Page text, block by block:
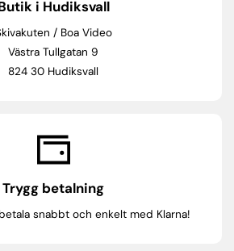
i Hudiksvall
/ Boa Video
Västra Tullgatan 9
824 30 Hudiksvall
Trygg betalning
snabbt och enkelt med Klarna!